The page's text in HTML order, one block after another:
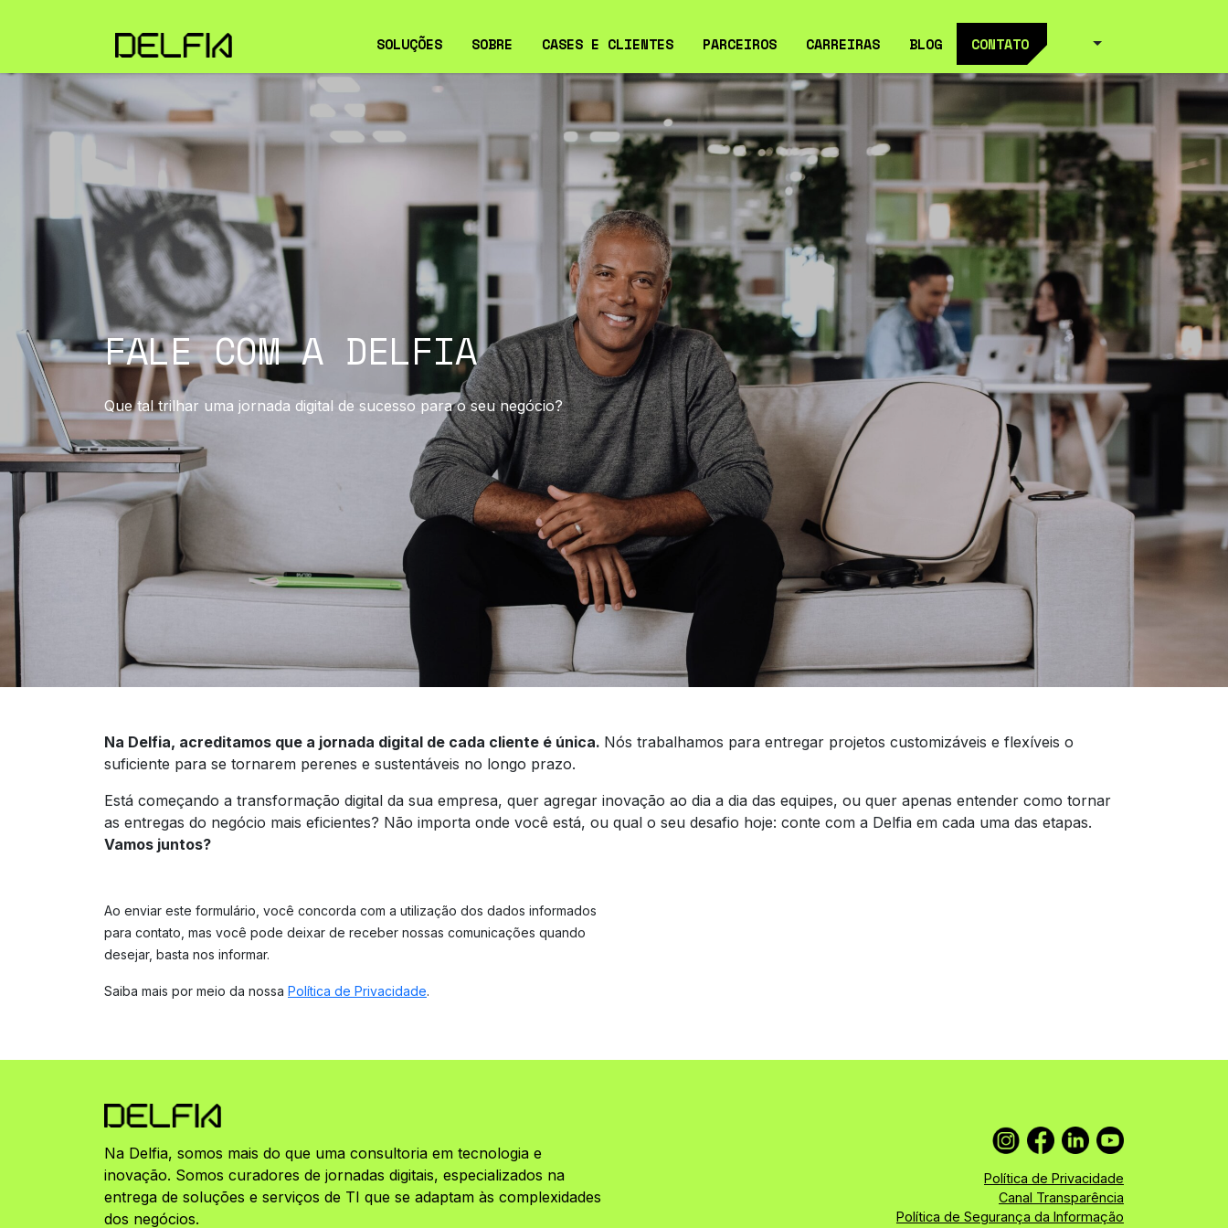
SOLUÇÕES
OBSERVABILIDADE
CIBERSEGURANÇA PARA
SERVIÇOS GERENCIADOS DE
FIELD SERVICE
INFRAESTRUTURA DE TI
SOBRE CASES E CLIENTES
CASES
CLIENTES
PARCEIROS CARREIRAS BLOG CONTATO
FALE COM A DELFIA
Que tal trilhar uma jornada digital de sucesso parao seu negócio?
Na Delfia, acreditamos que a jornada digital de cada cliente é única. Nós trabalhamos para entregar projetos customizáveis e flexíveis o
suficiente para se tornarem perenes e sustentáveis no longo prazo.
Está começando a transformação digital da sua empresa, quer agregar inovação ao dia a dia das equipes, ou quer apenas entender como tornar
as entregas do negócio mais eficientes? Não importa onde você está, ou qual o seu desafio hoje: conte com a Delfia em cada uma das etapas.
Vamos juntos?
Ao enviar este formulário, você concorda com a utilização dos dados informados
para contato, mas você pode deixar de receber nossas comunicações quando
desejar, basta nos informar.
Saiba mais por meio da nossa Política de Privacidade.
Na Delfia, somos mais do que uma consultoria em tecnologia e
inovação. Somos curadores de jornadas digitais, especializados na
entrega de soluções e serviços de TI que se adaptam às complexidades
dos negócios.
Política de Privacidade
Canal Transparência
Política de Segurança da Informação